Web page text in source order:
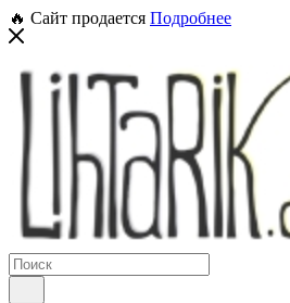
🔥 Сайт продается Подробнее